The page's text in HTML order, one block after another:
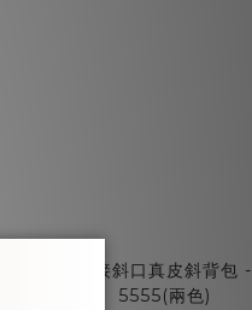
拼接斜口真皮斜背包 -
5555(兩色)